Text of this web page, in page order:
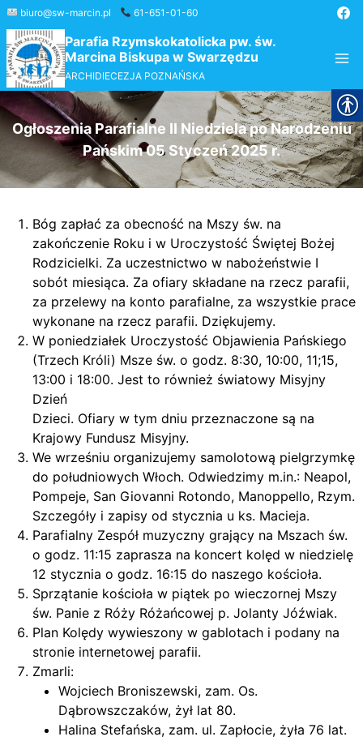
Przejdź
do
treści
biuro@sw-marcin.pl 61-651-01-60
Parafia Rzymskokatolicka pw. św.
Marcina Biskupa w Swarzędzu
ARCHIDIECEZJA POZNAŃSKA
Ogłoszenia Parafialne II Niedziela po Narodzeniu
Pańskim 05 Styczeń 2025 r.
Bóg zapłać za obecność na Mszy św. na
zakończenie Roku i w Uroczystość Świętej Bożej
Rodzicielki. Za uczestnictwo w nabożeństwie I
sobót miesiąca. Za ofiary składane na rzecz parafii,
za przelewy na konto parafialne, za wszystkie prace
wykonane na rzecz parafii. Dziękujemy.
W poniedziałek Uroczystość Objawienia Pańskiego
(Trzech Króli) Msze św. o godz. 8:30, 10:00, 11;15,
13:00 i 18:00. Jest to również światowy Misyjny
Dzień
Dzieci. Ofiary w tym dniu przeznaczone są na
Krajowy Fundusz Misyjny.
We wrześniu organizujemy samolotową pielgrzymkę
do południowych Włoch. Odwiedzimy m.in.: Neapol,
Pompeje, San Giovanni Rotondo, Manoppello, Rzym.
Szczegóły i zapisy od stycznia u ks. Macieja.
Parafialny Zespół muzyczny grający na Mszach św.
o godz. 11:15 zaprasza na koncert kolęd w niedzielę
12 stycznia o godz. 16:15 do naszego kościoła.
Sprzątanie kościoła w piątek po wieczornej Mszy
św. Panie z Róży Różańcowej p. Jolanty Jóźwiak.
Plan Kolędy wywieszony w gablotach i podany na
stronie internetowej parafii.
Zmarli:
Wojciech Broniszewski, zam. Os.
Dąbrowszczaków, żył lat 80.
Halina Stefańska, zam. ul. Zapłocie, żyła 76 lat.